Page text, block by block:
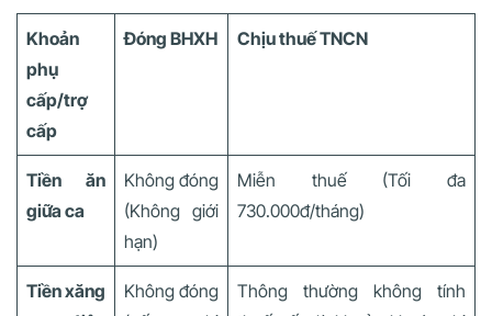
Khoản
phụ
cấp/trợ
cấp
Đóng BHXH Chịu thuế TNCN
Tiền ăn
giữa ca
Không đóng
(Không giới
hạn)
Miễn thuế (Tối đa
730.000đ/tháng)
Tiền xăng
Không đóng
Thông thường không tính